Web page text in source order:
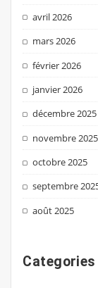
avril 2026
mars 2026
février 2026
janvier 2026
décembre 2025
novembre 2025
octobre 2025
septembre
août 2025
Categories